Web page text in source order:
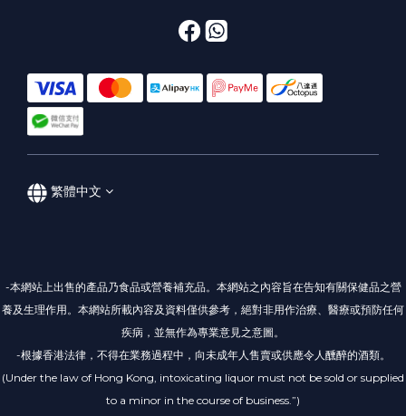
繁體中文
-本網站上出售的產品乃食品或營養補充品。本網站之內容旨在告知有關保健品之營
養及生理作用。本網站所載內容及資料僅供參考，絕對非用作治療、醫療或預防任何
疾病，並無作為專業意見之意圖。
-根據香港法律，不得在業務過程中，向未成年人售賣或供應令人醺醉的酒類。
(Under the law of Hong Kong, intoxicating liquor must not be sold or supplied
to a minor in the course of business.”)